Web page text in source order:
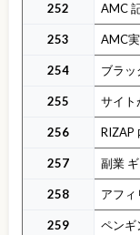
252 AMC
253 AMC
254 ブラッ
255 サイト
256 RIZAP
257 副業
258 アフィ
259 ペンギ